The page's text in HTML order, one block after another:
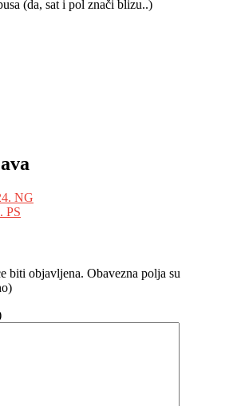
(da, sat i pol znači blizu..)
NG
PS
biti objavljena. Obavezna polja su